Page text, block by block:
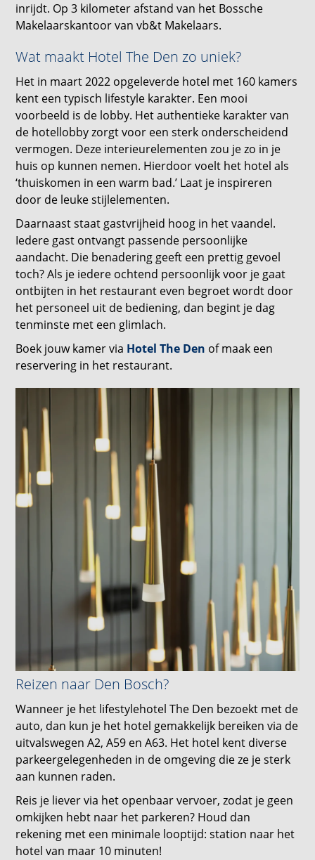
inrijdt. Op 3 kilometer afstand van het Bossche
Makelaarskantoor van vb&t Makelaars.
Wat maakt Hotel The Den zo uniek?
Het in maart 2022 opgeleverde hotel met 160 kamers
kent een typisch lifestyle karakter. Een mooi
voorbeeld is de lobby. Het authentieke karakter van
de hotellobby zorgt voor een sterk onderscheidend
vermogen. Deze interieurelementen zou je zo in je
huis op kunnen nemen. Hierdoor voelt het hotel als
‘thuiskomen in een warm bad.’ Laat je inspireren
door de leuke stijlelementen.
Daarnaast staat gastvrijheid hoog in het vaandel.
Iedere gast ontvangt passende persoonlijke
aandacht. Die benadering geeft een prettig gevoel
toch? Als je iedere ochtend persoonlijk voor je gaat
ontbijten in het restaurant even begroet wordt door
het personeel uit de bediening, dan begint je dag
tenminste met een glimlach.
Boek jouw kamer via Hotel The Den of maak een
reservering in het restaurant.
Reizen naar Den Bosch?
Wanneer je het lifestylehotel The Den bezoekt met de
auto, dan kun je het hotel gemakkelijk bereiken via de
uitvalswegen A2, A59 en A63. Het hotel kent diverse
parkeergelegenheden in de omgeving die ze je sterk
aan kunnen raden.
Reis je liever via het openbaar vervoer, zodat je geen
omkijken hebt naar het parkeren? Houd dan
rekening met een minimale looptijd: station naar het
hotel van maar 10 minuten!